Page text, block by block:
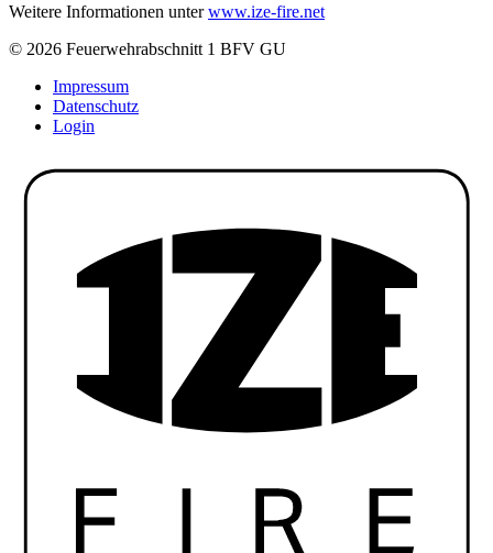
Weitere Informationen unterwww.ize-fire.net
© 2026 Feuerwehrabschnitt 1 BFV GU
Impressum
Datenschutz
Login